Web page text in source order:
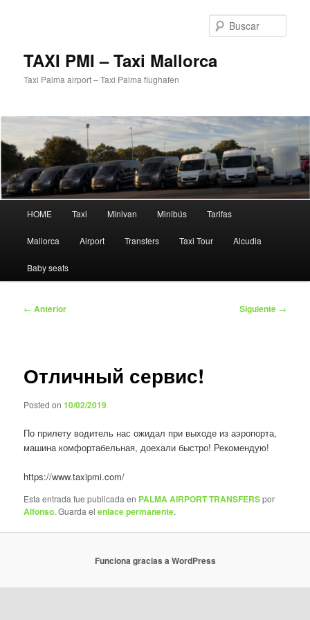
TAXI PMI – Taxi Mallorca
Taxi Palma airport – Taxi Palma flughafen
principal
HOME Taxi Minivan Minibús Tarifas
Mallorca Airport Transfers Taxi Tour Alcudia
Baby seats
Navegación
← Anterior Siguiente →
Отличный сервис!
Posted on10/02/2019
По прилету водитель нас ожидал при выходе из аэропорта,
машина комфортабельная, доехали быстро! Рекомендую!
https://www.taxipmi.com/
Esta entrada fue publicada en PALMA AIRPORT TRANSFERSpor
Alfonso. Guarda elenlace permanente.
Funciona gracias a WordPress